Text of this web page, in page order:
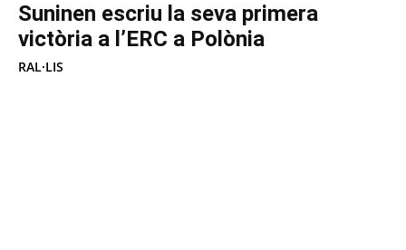
Suninen escriu la seva primera
victòria a l’ERC a Polònia
RAL·LIS